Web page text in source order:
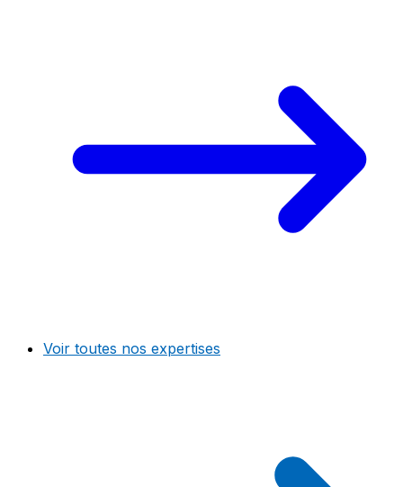
Voir toutes nos expertises